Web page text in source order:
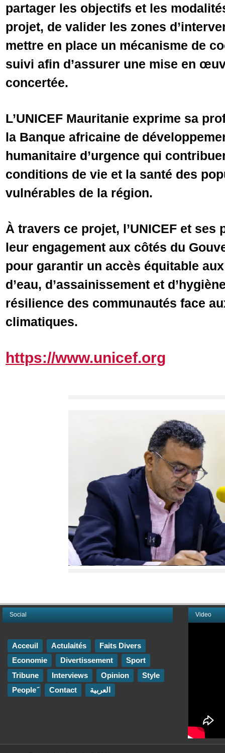
partager les objectifs et les
projet, de valider les zones
mettre en place un mécanisme de
suivi afin d’assurer une mise en
concertée.
L’UNICEF Mauritanie exprime sa
la Banque africaine de
humanitaire d’urgence qui
conditions de vie et la santé des
vulnérables de la région.
À travers ce projet, l’UNICEF et
leur engagement aux côtés du
pour garantir un accès équitable
d’eau, d’assainissement et
résilience des communautés face
climatiques.
https://www.unicef.org
Video
Social
Acceuil Actulaités
Faits Divers
Economie
Divertissement
Sport
Tribune
Interviews Opinion
Style
Contact العربية